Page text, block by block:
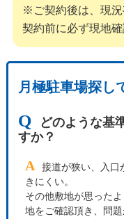
※ご契約後は、現
契約前に必ず現地確
月極駐車場探し
Q
どのような基
すか？
A
接道が狭い、入口
きにくい。
その他敷地が思った
地をご確認頂き、問